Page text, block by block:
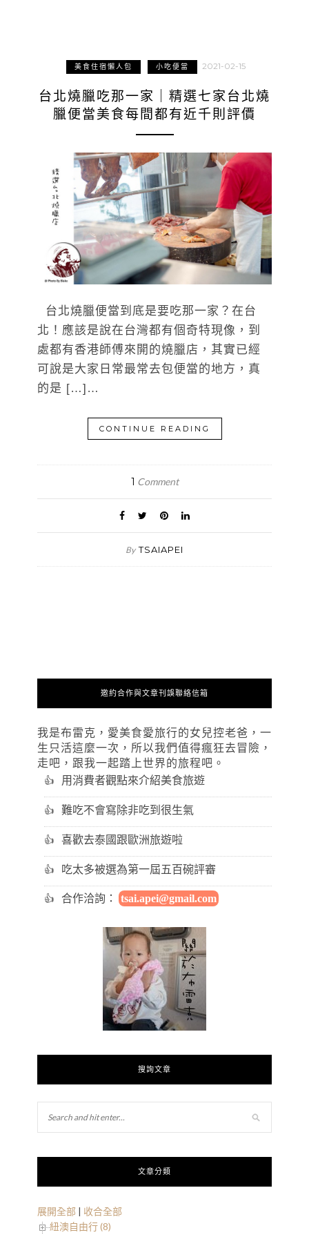
美食住宿懶人包 小吃便當 2021-02-15
台北燒臘吃那一家｜精選七家台北燒
臘便當美食每間都有近千則評價
台北燒臘便當到底是要吃那一家？在台
北！應該是說在台灣都有個奇特現像，到
處都有香港師傅來開的燒臘店，其實已經
可說是大家日常最常去包便當的地方，真
的是 […]…
CONTINUE READING
1 Comment
By TSAIAPEI
邀約合作與文章刊誤聯絡信箱
我是布雷克，愛美食愛旅行的女兒控老爸，一
生只活這麼一次，所以我們值得瘋狂去冒險，
走吧，跟我一起踏上世界的旅程吧。
用消費者觀點來介紹美食旅遊
難吃不會寫除非吃到很生氣
喜歡去泰國跟歐洲旅遊啦
吃太多被選為第一屆五百碗評審
合作洽詢： tsai.apei@gmail.com
搜詢文章
文章分類
展開全部 | 收合全部
紐澳自由行 (8)